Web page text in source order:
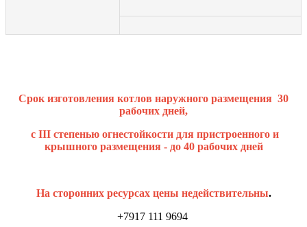
Срок изготовления котлов наружного размещения 30
рабочих дней,
с III степенью огнестойкости для пристроенного и
крышного размещения - до 40 рабочих дней
На сторонних ресурсах цены недействительны.
+7917 111 9694